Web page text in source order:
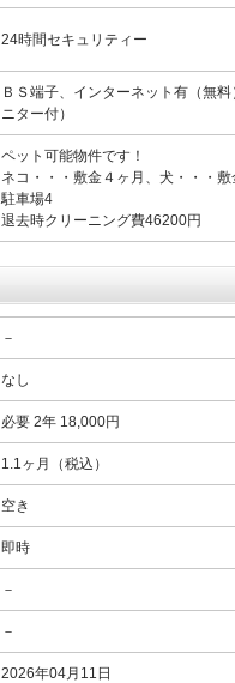
24時間セキュリティー
ＢＳ端子、インターネット有（無
ニター付）
ペット可能物件です！
ネコ・・・敷金４ヶ月、犬・・・敷
駐車場4
退去時クリーニング費46200円
－
なし
必要 2年 18,000円
1.1ヶ月（税込）
空き
即時
－
－
2026年04月11日